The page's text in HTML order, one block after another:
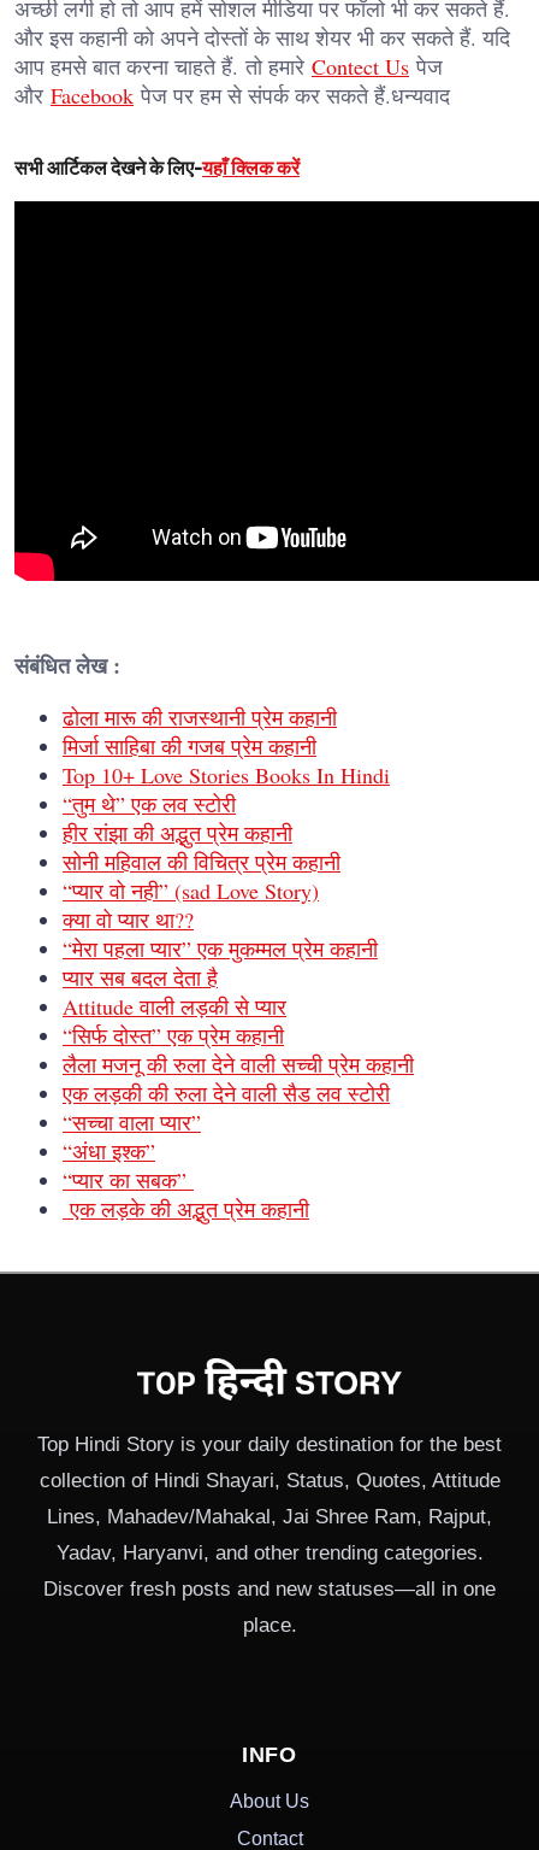
अच्छी लगी हो तो आप हमें सोशल मीडिया पर फॉलो भी कर सकते हैं.
और इस कहानी को अपने दोस्तों के साथ शेयर भी कर सकते हैं. यदि
आप हमसे बात करना चाहते हैं. तो हमारे Contect Us पेज
और Facebook पेज पर हम से संपर्क कर सकते हैं.धन्यवाद
सभी आर्टिकल देखने के लिए-यहाँ क्लिक करें
संबंधित लेख :
ढोला मारू की राजस्थानी प्रेम कहानी
मिर्जा साहिबा की गजब प्रेम कहानी
Top 10+ Love Stories Books In Hindi
“तुम थे” एक लव स्टोरी
हीर रांझा की अद्भुत प्रेम कहानी
सोनी महिवाल की विचित्र प्रेम कहानी
“प्यार वो नही” (sad Love Story)
क्या वो प्यार था??
“मेरा पहला प्यार” एक मुकम्मल प्रेम कहानी
प्यार सब बदल देता है
Attitude वाली लड़की से प्यार
“सिर्फ दोस्त” एक प्रेम कहानी
लैला मजनू की रुला देने वाली सच्ची प्रेम कहानी
एक लड़की की रुला देने वाली सैड लव स्टोरी
“सच्चा वाला प्यार”
“अंधा इश्क”
“प्यार का सबक”
एक लड़के की अद्भुत प्रेम कहानी
Top Hindi Story is your daily destination for the best
collection of Hindi Shayari, Status, Quotes, Attitude
Lines, Mahadev/Mahakal, Jai Shree Ram, Rajput,
Yadav, Haryanvi, and other trending categories.
Discover fresh posts and new statuses—all in one
place.
INFO
About Us
Contact